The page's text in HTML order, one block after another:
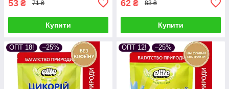
53 ₴ 71 ₴
Купити
62 ₴ 83 ₴
Купити
ОПТ 18! –25% ОПТ 12! –25%